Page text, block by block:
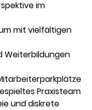
im
mit vielfältigen
Weiterbildungen
Praxisteam
und diskrete